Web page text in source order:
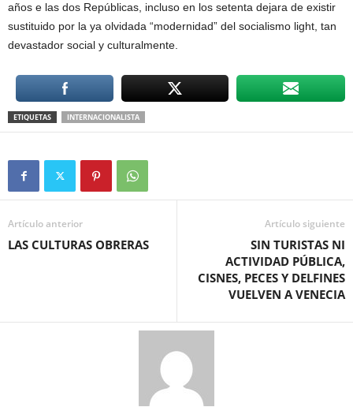
años e las dos Repúblicas, incluso en los setenta dejara de existir
sustituido por la ya olvidada “modernidad” del socialismo light, tan
devastador social y culturalmente.
ETIQUETAS INTERNACIONALISTA
Artículo anterior
LAS CULTURAS OBRERAS
Artículo siguiente
SIN TURISTAS NI
ACTIVIDAD PÚBLICA,
CISNES, PECES Y DELFINES
VUELVEN A VENECIA